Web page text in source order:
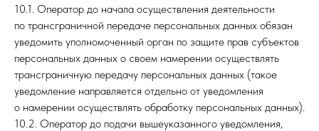
10.1. Оператор до начала осуществления деятельности
по трансграничной передаче персональных данных обязан
уведомить уполномоченный орган по защите прав субъектов
персональных данных о своем намерении осуществлять
трансграничную передачу персональных данных (такое
уведомление направляется отдельно от уведомления
о намерении осуществлять обработку персональных данных).
10.2. Оператор до подачи вышеуказанного уведомления,